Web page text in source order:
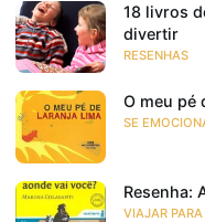
18 livros
divertir
RESENHAS
O meu pé
SE
Resenha:
VIAJAR